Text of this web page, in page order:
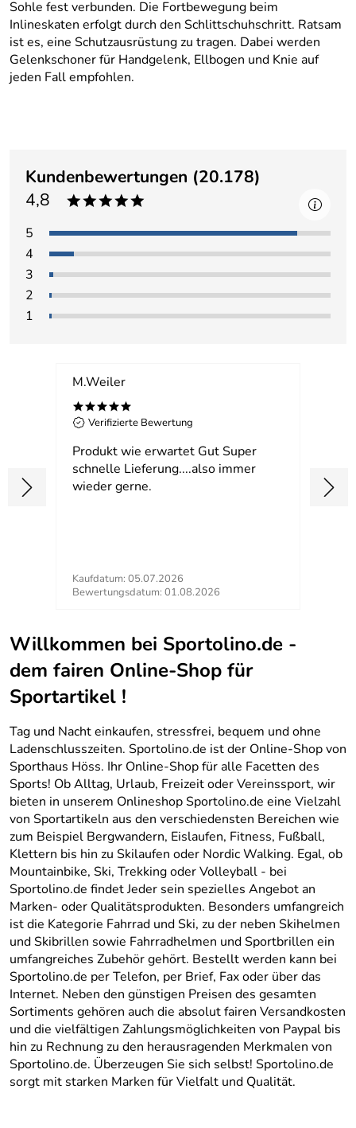
Sohle fest verbunden. Die Fortbewegung beim
Inlineskaten erfolgt durch den Schlittschuhschritt. Ratsam
ist es, eine Schutzausrüstung zu tragen. Dabei werden
Gelenkschoner für Handgelenk, Ellbogen und Knie auf
jeden Fall empfohlen.
Kundenbewertungen (20.178)
4,8
*****
5
4
3
2
1
M.Weiler
*****
Verifizierte Bewertung
Produkt wie erwartet Gut Super
schnelle Lieferung....also immer
wieder gerne.
Kaufdatum: 05.07.2026
Bewertungsdatum: 01.08.2026
Willkommen bei Sportolino.de -
dem fairen Online-Shop für
Sportartikel !
Tag und Nacht einkaufen, stressfrei, bequem und ohne
Ladenschlusszeiten. Sportolino.de ist der Online-Shop von
Sporthaus Höss. Ihr Online-Shop für alle Facetten des
Sports! Ob Alltag, Urlaub, Freizeit oder Vereinssport, wir
bieten in unserem Onlineshop Sportolino.de eine Vielzahl
von Sportartikeln aus den verschiedensten Bereichen wie
zum Beispiel Bergwandern, Eislaufen, Fitness, Fußball,
Klettern bis hin zu Skilaufen oder Nordic Walking. Egal, ob
Mountainbike, Ski, Trekking oder Volleyball - bei
Sportolino.de findet Jeder sein spezielles Angebot an
Marken- oder Qualitätsprodukten. Besonders umfangreich
ist die Kategorie Fahrrad und Ski, zu der neben Skihelmen
und Skibrillen sowie Fahrradhelmen und Sportbrillen ein
umfangreiches Zubehör gehört. Bestellt werden kann bei
Sportolino.de per Telefon, per Brief, Fax oder über das
Internet. Neben den günstigen Preisen des gesamten
Sortiments gehören auch die absolut fairen Versandkosten
und die vielfältigen Zahlungsmöglichkeiten von Paypal bis
hin zu Rechnung zu den herausragenden Merkmalen von
Sportolino.de. Überzeugen Sie sich selbst! Sportolino.de
sorgt mit starken Marken für Vielfalt und Qualität.